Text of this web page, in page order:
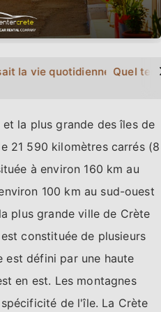
la vie quotidienne enQuel
la plus grande des îles de
21 590 kilomètres carrés (8
à environ 160 km au
100 km au sud-ouest
plus grande ville de Crète
constituée de plusieurs
est défini par une haute
en est. Les montagnes
de l'île. La Crète